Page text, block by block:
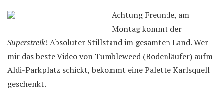
Achtung Freunde, am
Montag kommt der
Superstreik! Absoluter Stillstand im gesamten Land. Wer
mir das beste Video von Tumbleweed (Bodenläufer) aufm
Aldi-Parkplatz schickt, bekommt eine Palette Karlsquell
geschenkt.